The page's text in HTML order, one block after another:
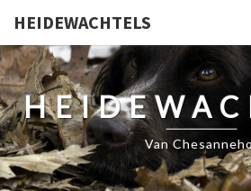
HEIDEWACHTELS
Van